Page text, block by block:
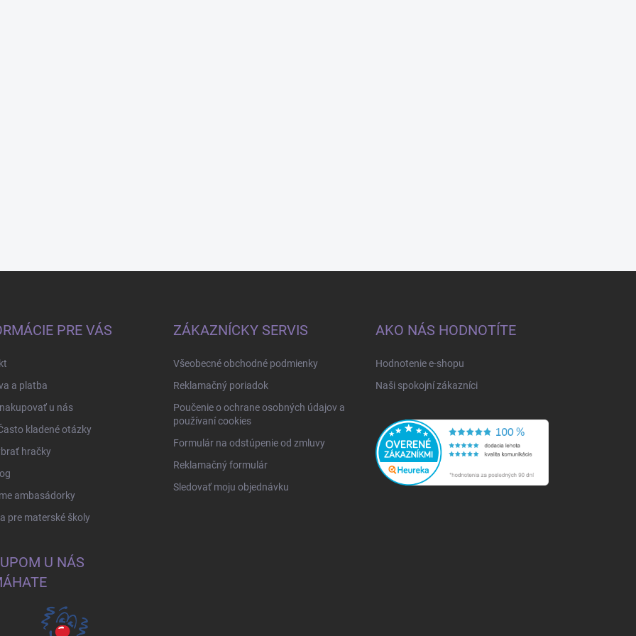
PRE VÁS
a platba
u nás
kladené otázky
hračky
ambasádorky
pre materské školy
ZÁKAZNÍCKY SERVIS
Všeobecné obchodné podmienky
Reklamačný poriadok
Poučenie o ochrane osobných údajov a
používaní cookies
Formulár na odstúpenie od zmluvy
Reklamačný formulár
Sledovať moju objednávku
AKO NÁS HODNOTÍTE
Hodnotenie e-shopu
Naši spokojní zákazníci
U NÁS